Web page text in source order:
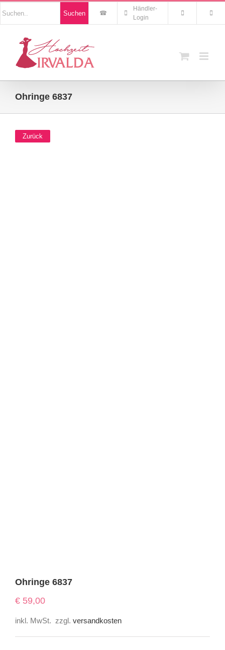
Zum
Inhalt
springen
Produkten
suchen
Suchen
Händler-
Login
Ohringe 6837
Zurück
Ohringe 6837
€ 59,00
inkl. MwSt. zzgl. versandkosten